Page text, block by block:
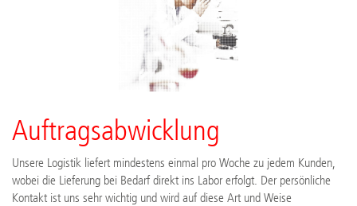
Auftragsabwicklung
Unsere Logistik liefert mindestens einmal pro Woche zu jedem Kunden,
wobei die Lieferung bei Bedarf direkt ins Labor erfolgt. Der persönliche
Kontakt ist uns sehr wichtig und wird auf diese Art und Weise